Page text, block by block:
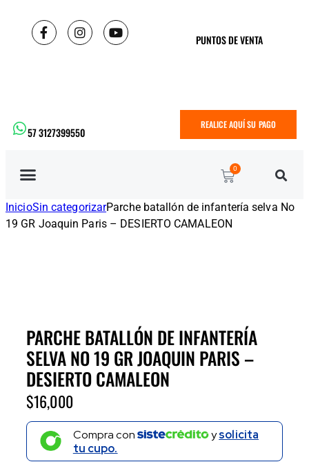
PUNTOS DE VENTA
57 3127399550
REALICE AQUÍ SU PAGO
0
InicioSin categorizarParche batallón de infantería selva No
19 GR Joaquin Paris – DESIERTO CAMALEON
PARCHE BATALLÓN DE INFANTERÍA
SELVA NO 19 GR JOAQUIN PARIS –
DESIERTO CAMALEON
$16,000
Compra con ysolicita
tu cupo.